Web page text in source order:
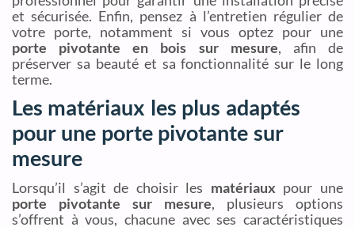
et sécurisée. Enfin, pensez à l’entretien régulier de
votre porte, notamment si vous optez pour une
porte pivotante en bois sur mesure, afin de
préserver sa beauté et sa fonctionnalité sur le long
terme.
Les matériaux les plus adaptés
pour une porte pivotante sur
mesure
Lorsqu’il s’agit de choisir les matériaux pour une
porte pivotante sur mesure, plusieurs options
s’offrent à vous, chacune avec ses caractéristiques